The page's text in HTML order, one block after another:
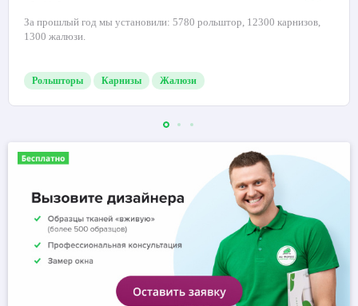
За прошлый год мы установили: 5780 рольштор, 12300 карнизов,
1300 жалюзи.
Рольшторы Карнизы Жалюзи